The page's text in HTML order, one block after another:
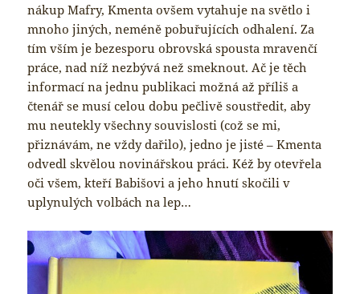
nákup Mafry, Kmenta ovšem vytahuje na světlo i
mnoho jiných, neméně pobuřujících odhalení. Za
tím vším je bezesporu obrovská spousta mravenčí
práce, nad níž nezbývá než smeknout. Ač je těch
informací na jednu publikaci možná až příliš a
čtenář se musí celou dobu pečlivě soustředit, aby
mu neutekly všechny souvislosti (což se mi,
přiznávám, ne vždy dařilo), jedno je jisté – Kmenta
odvedl skvělou novinářskou práci. Kéž by otevřela
oči všem, kteří Babišovi a jeho hnutí skočili v
uplynulých volbách na lep…